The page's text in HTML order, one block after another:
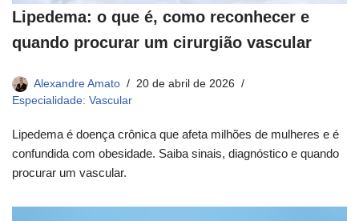
Lipedema: o que é, como reconhecer e
quando procurar um cirurgião vascular
Alexandre Amato
20 de abril de 2026
Especialidade: Vascular
Lipedema é doença crônica que afeta milhões de mulheres e é
confundida com obesidade. Saiba sinais, diagnóstico e quando
procurar um vascular.